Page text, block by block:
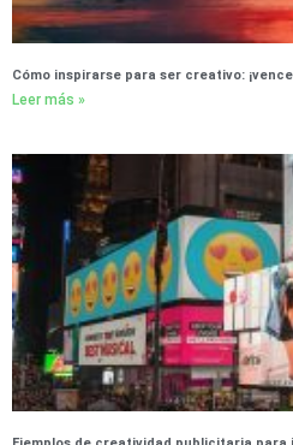
Cómo inspirarse para ser creativo:
Leer más »